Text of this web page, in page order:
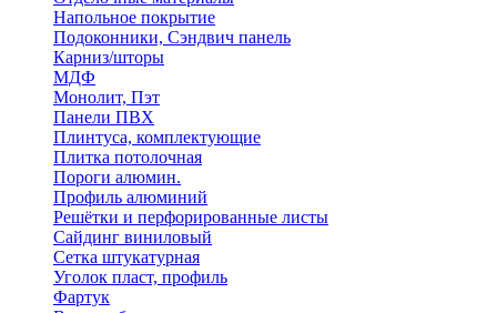
Напольное покрытие
Подоконники, Сэндвич панель
Карниз/шторы
МДФ
Монолит, Пэт
Панели ПВХ
Плинтуса, комплектующие
Плитка потолочная
Пороги алюмин.
Профиль алюминий
Решётки и перфорированные листы
Сайдинг виниловый
Сетка штукатурная
Уголок пласт, профиль
Фартук